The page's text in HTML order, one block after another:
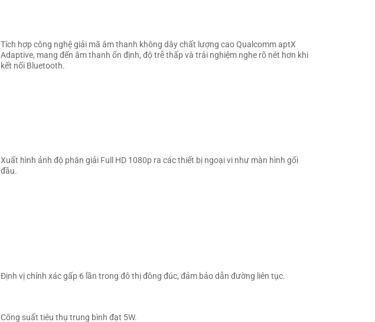
Tích hợp công nghệ giải mã âm thanh không dây chất lượng cao Qualcomm aptX
Adaptive, mang đến âm thanh ổn định, độ trễ thấp và trải nghiệm nghe rõ nét hơn khi
kết nối Bluetooth.
Xuất hình ảnh độ phân giải Full HD 1080p ra các thiết bị ngoại vi như màn hình gối
đầu.
Định vị chính xác gấp 6 lần trong đô thị đông đúc, đảm bảo dẫn đường liên tục.
Công suất tiêu thụ trung bình đạt 5W.